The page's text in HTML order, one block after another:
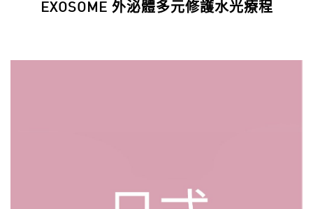
EXOSOME 外泌體多元修護水光療程